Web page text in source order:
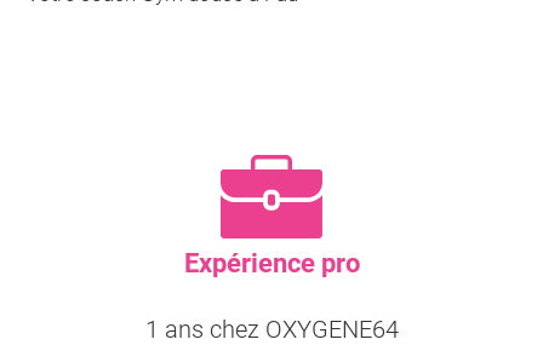
Expérience pro
1 ans chez OXYGENE64